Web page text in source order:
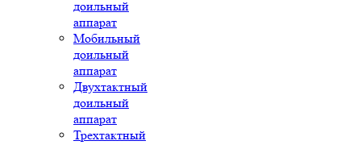
доильный
аппарат
Мобильный
доильный
аппарат
Двухтактный
доильный
аппарат
Трехтактный